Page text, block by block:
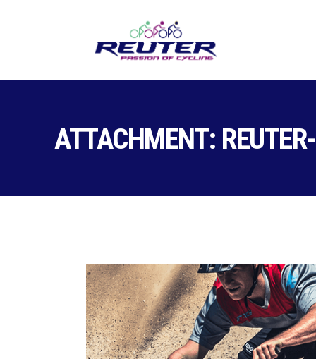
ATTACHMENT: